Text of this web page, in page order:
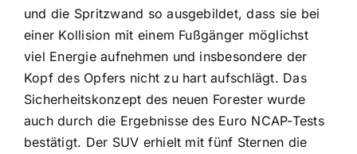
und die Spritzwand so ausgebildet, dass sie bei
einer Kollision mit einem Fußgänger möglichst
viel Energie aufnehmen und insbesondere der
Kopf des Opfers nicht zu hart aufschlägt. Das
Sicherheitskonzept des neuen Forester wurde
auch durch die Ergebnisse des Euro NCAP-Tests
bestätigt. Der SUV erhielt mit fünf Sternen die